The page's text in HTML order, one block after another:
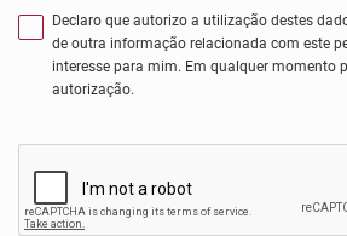
Declaro que autorizo a utilização destes
de outra informação relacionada com este
interesse para mim. Em qualquer momento
autorização.